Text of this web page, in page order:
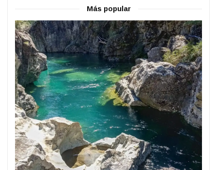
Más popular